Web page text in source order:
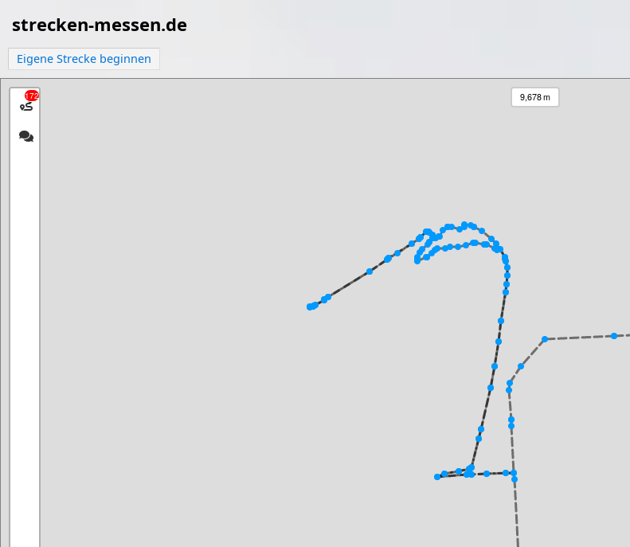
strecken-messen.de
Eigene Strecke beginnen
172 9,678 m